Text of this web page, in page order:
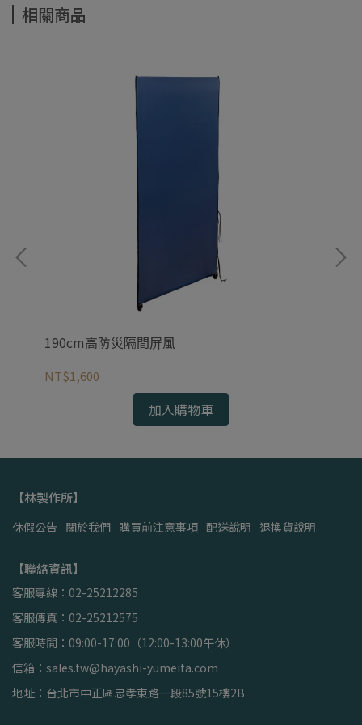
相關商品
190cm高防災隔間屏風
NT$1,600
加入購物車
【林製作所】
休假公告 關於我們 購買前注意事項 配送說明 退換貨說明
【聯絡資訊】
客服專線：02-25212285
客服傳真：02-25212575
客服時間：09:00-17:00（12:00-13:00午休）
信箱：sales.tw@hayashi-yumeita.com
地址：台北市中正區忠孝東路一段85號15樓2B